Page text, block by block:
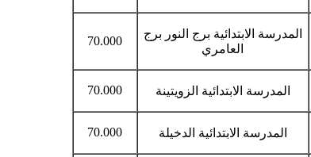
المدرسة الابتدائية برج النور برج
العامري
70.000
المدرسة الابتدائية الزويتينة 70.000
المدرسة الابتدائية الدخيلة 70.000